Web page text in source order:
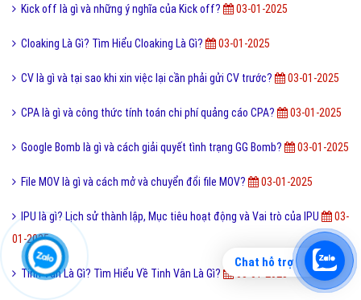
Kick off là gì và những ý nghĩa của Kick off? 03-01-2025
Cloaking Là Gì? Tìm Hiểu Cloaking Là Gì? 03-01-2025
CV là gì và tại sao khi xin việc lại cần phải gửi CV trước? 03-01-2025
CPA là gì và công thức tính toán chi phí quảng cáo CPA? 03-01-2025
Google Bomb là gì và cách giải quyết tình trạng GG Bomb? 03-01-2025
File MOV là gì và cách mở và chuyển đổi file MOV? 03-01-2025
IPU là gì? Lịch sử thành lập, Mục tiêu hoạt động và Vai trò của IPU
03-
01-2025
Tinh Vân Là Gì? Tìm Hiểu Về Tinh Vân Là Gì?
Chat hỗ trợ